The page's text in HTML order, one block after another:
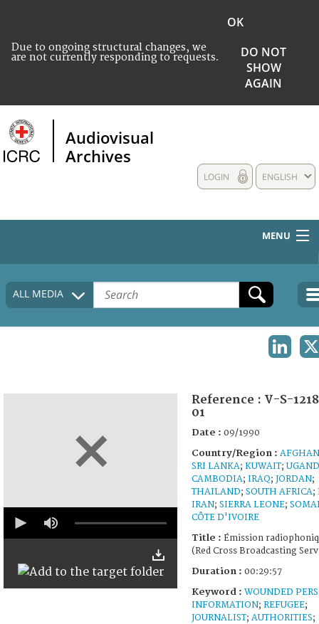
Due to ongoing structural changes, we
are not currently responding to requests.
OK
DO NOT
SHOW
AGAIN
Audiovisual
Archives
ENGLISH
LOGIN
MENU
HOME
COLLECTIONS DESCRIPTION
ALL MEDIA
seconds
Reference : V-S-
01
Date : 09/1990
Country/Region :
SRI LANKA; KUWAIT;
CAMBODIA; IRAQ; JORDAN;
THAILAND; SOUTH AFRICA;
IRAN; SIERRA LEONE;
CÔTE D'IVOIRE
Title : Émission
(Red Cross Broadcasting
Duration : 00:29:57
Keyword : WOUNDED
INFORMATION; REFUGEE;
JOURNALIST; AUTHORITIES;